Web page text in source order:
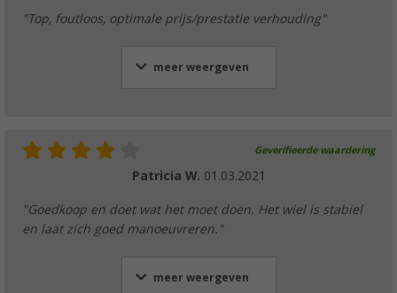
"Top, foutloos, optimale prijs/prestatie verhouding"
meer weergeven
Geverifieerde waardering
Patricia W. 01.03.2021
"Goedkoop en doet wat het moet doen. Het wiel is stabiel
en laat zich goed manoeuvreren."
meer weergeven